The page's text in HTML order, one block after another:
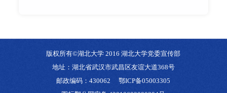
版权所有©湖北大学 2016 湖北大学党委宣传部
地址：湖北省武汉市武昌区友谊大道368号
邮政编码：430062
鄂ICP备05003305